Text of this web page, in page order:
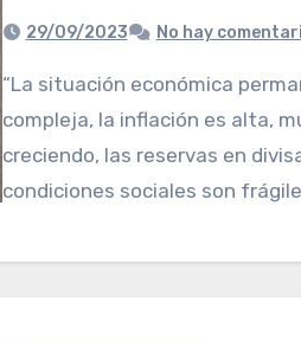
29/09/2023 No hay
“La situación económica permanece muy desafiante y
compleja, la inflación es alta,
creciendo, las reservas en
condiciones sociales son